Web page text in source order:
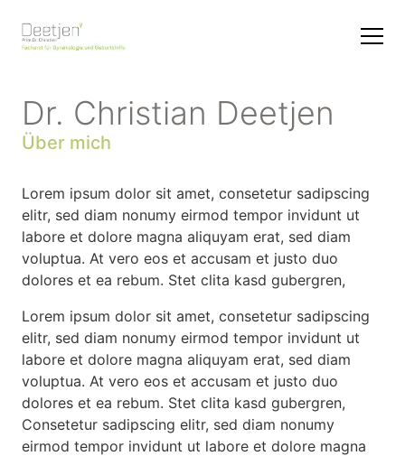
Dr. Christian Deetjen
Über mich
Lorem ipsum dolor sit amet, consetetur sadipscing
elitr, sed diam nonumy eirmod tempor invidunt ut
labore et dolore magna aliquyam erat, sed diam
voluptua. At vero eos et accusam et justo duo
dolores et ea rebum. Stet clita kasd gubergren,
Lorem ipsum dolor sit amet, consetetur sadipscing
elitr, sed diam nonumy eirmod tempor invidunt ut
labore et dolore magna aliquyam erat, sed diam
voluptua. At vero eos et accusam et justo duo
dolores et ea rebum. Stet clita kasd gubergren,
Consetetur sadipscing elitr, sed diam nonumy
eirmod tempor invidunt ut labore et dolore magna